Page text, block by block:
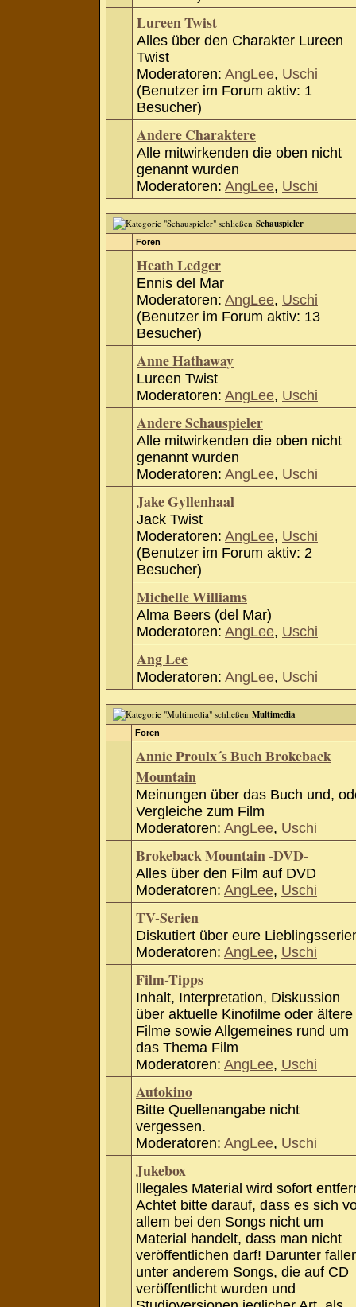
Lureen Twist
Alles über den Charakter Lureen
Twist
Moderatoren: AngLee, Uschi
(Benutzer im Forum aktiv: 1
Besucher)
Andere Charaktere
Alle mitwirkenden die oben nicht
genannt wurden
Moderatoren: AngLee, Uschi
Schauspieler
Foren
Heath Ledger
Ennis del Mar
Moderatoren: AngLee, Uschi
(Benutzer im Forum aktiv: 13
Besucher)
Anne Hathaway
Lureen Twist
Moderatoren: AngLee, Uschi
Andere Schauspieler
Alle mitwirkenden die oben nicht
genannt wurden
Moderatoren: AngLee, Uschi
Jake Gyllenhaal
Jack Twist
Moderatoren: AngLee, Uschi
(Benutzer im Forum aktiv: 2
Besucher)
Michelle Williams
Alma Beers (del Mar)
Moderatoren: AngLee, Uschi
Ang Lee
Moderatoren: AngLee, Uschi
Multimedia
Foren
Annie Proulx´s Buch Brokeback
Mountain
Meinungen über das Buch und,
Vergleiche zum Film
Moderatoren: AngLee, Uschi
Brokeback Mountain -DVD-
Alles über den Film auf DVD
Moderatoren: AngLee, Uschi
TV-Serien
Diskutiert über eure
Moderatoren: AngLee, Uschi
Film-Tipps
Inhalt, Interpretation, Diskussion
über aktuelle Kinofilme oder ältere
Filme sowie Allgemeines rund um
das Thema Film
Moderatoren: AngLee, Uschi
Autokino
Bitte Quellenangabe nicht
vergessen.
Moderatoren: AngLee, Uschi
Jukebox
lllegales Material wird sofort
Achtet bitte darauf, dass es sich
allem bei den Songs nicht um
Material handelt, dass man nicht
veröffentlichen darf! Darunter
unter anderem Songs, die auf CD
veröffentlicht wurden und